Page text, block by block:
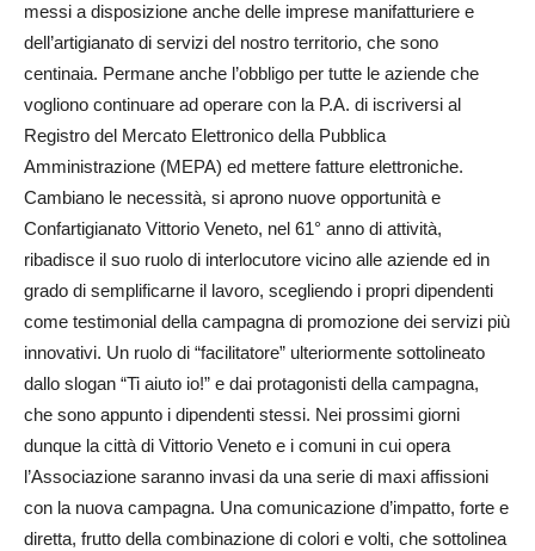
messi a disposizione anche delle imprese manifatturiere e
dell’artigianato di servizi del nostro territorio, che sono
centinaia. Permane anche l’obbligo per tutte le aziende che
vogliono continuare ad operare con la P.A. di iscriversi al
Registro del Mercato Elettronico della Pubblica
Amministrazione (MEPA) ed mettere fatture elettroniche.
Cambiano le necessità, si aprono nuove opportunità e
Confartigianato Vittorio Veneto, nel 61° anno di attività,
ribadisce il suo ruolo di interlocutore vicino alle aziende ed in
grado di semplificarne il lavoro, scegliendo i propri dipendenti
come testimonial della campagna di promozione dei servizi più
innovativi. Un ruolo di “facilitatore” ulteriormente sottolineato
dallo slogan “Ti aiuto io!” e dai protagonisti della campagna,
che sono appunto i dipendenti stessi. Nei prossimi giorni
dunque la città di Vittorio Veneto e i comuni in cui opera
l’Associazione saranno invasi da una serie di maxi affissioni
con la nuova campagna. Una comunicazione d’impatto, forte e
diretta, frutto della combinazione di colori e volti, che sottolinea